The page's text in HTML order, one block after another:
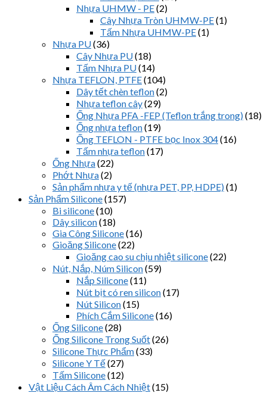
Nhựa UHMW - PE(2)
Cây Nhựa Tròn UHMW-PE(1)
Tấm Nhựa UHMW-PE(1)
Nhựa PU(36)
Cây Nhựa PU(18)
Tấm Nhựa PU(14)
Nhựa TEFLON, PTFE(104)
Dây tết chèn teflon(2)
Nhựa teflon cây(29)
Ống Nhựa PFA -FEP (Teflon trắng trong)(18)
Ống nhựa teflon(19)
Ống TEFLON - PTFE bọc Inox 304(16)
Tấm nhựa teflon(17)
Ống Nhựa(22)
Phớt Nhựa(2)
Sản phẩm nhựa y tế (nhựa PET, PP, HDPE)(1)
Sản Phẩm Silicone(157)
Bi silicone(10)
Dây silicon(18)
Gia Công Silicone(16)
Gioăng Silicone(22)
Gioăng cao su chịu nhiệt silicone(22)
Nút, Nắp, Núm Silicon(59)
Nắp Silicone(11)
Nút bịt có ren silicon(17)
Nút Silicon(15)
Phích Cắm Silicone(16)
Ống Silicone(28)
Ống Silicone Trong Suốt(26)
Silicone Thực Phẩm(33)
Silicone Y Tế(27)
Tấm Silicone(12)
Vật Liệu Cách Âm Cách Nhiệt(15)